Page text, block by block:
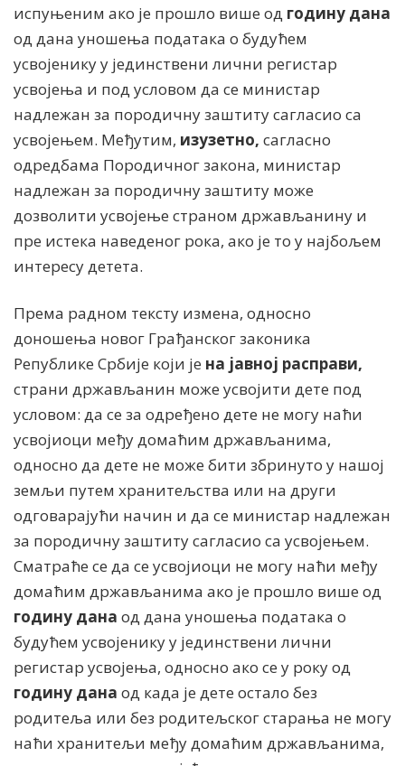
испуњеним ако је прошло више од годину дана
од дана уношења података о будућем
усвојенику у јединствени лични регистар
усвојења и под условом да се министар
надлежан за породичну заштиту сагласио са
усвојењем. Међутим, изузетно, сагласно
одредбама Породичног закона, министар
надлежан за породичну заштиту може
дозволити усвојење страном држављанину и
пре истека наведеног рока, ако је то у најбољем
интересу детета.
Према радном тексту измена, односно
доношења новог Грађанског законика
Републике Србије који је на јавној расправи,
страни држављанин може усвоjити дете под
условом: да се за одређено дете не могу наћи
усвоjиоци међу домаћим држављанима,
односно да дете не може бити збринуто у нашоj
земљи путем хранитељства или на други
одговараjући начин и да се министар надлежан
за породичну заштиту сагласио са усвоjењем.
Сматраће се да се усвоjиоци не могу наћи међу
домаћим држављанима ако jе прошло више од
годину дана од дана уношења података о
будућем усвоjенику у jединствени лични
регистар усвоjења, односно ако се у року од
годину дана од када jе дете остало без
родитеља или без родитељског старања не могу
наћи хранитељи међу домаћим држављанима,